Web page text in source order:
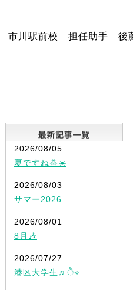
市川駅前校 担任助手 後
2026/08/05
夏ですね🌞☀️
2026/08/03
サマー2026
2026/08/01
8月🎶
2026/07/27
港区大学生♬ੈ⟡